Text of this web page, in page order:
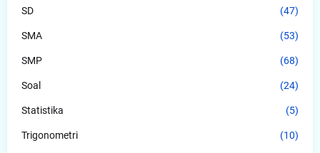
SD (47)
SMA (53)
SMP (68)
Soal (24)
Statistika (5)
Trigonometri (10)